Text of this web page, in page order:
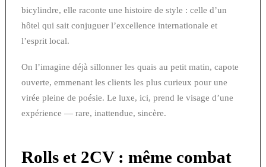
bicylindre, elle raconte une histoire de style : celle d’un
hôtel qui sait conjuguer l’excellence internationale et
l’esprit local.
On l’imagine déjà sillonner les quais au petit matin, capote
ouverte, emmenant les clients les plus curieux pour une
virée pleine de poésie. Le luxe, ici, prend le visage d’une
expérience — rare, inattendue, sincère.
Rolls et 2CV : même combat